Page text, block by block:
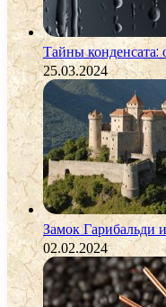
Тайны конденсата:
25.03.2024
Замок Гарибальди
02.02.2024